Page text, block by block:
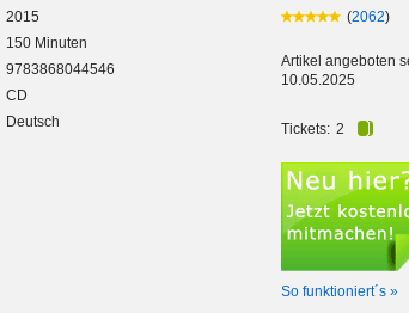
2015
150 Minuten
9783868044546
CD
Deutsch
(2062)
Artikel angeboten
10.05.2025
Tickets: 2
So funktioniert´s »